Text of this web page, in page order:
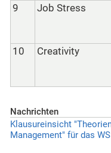
9 Job Stress
10 Creativity
Nachrichten
Klausureinsicht
Management" für das